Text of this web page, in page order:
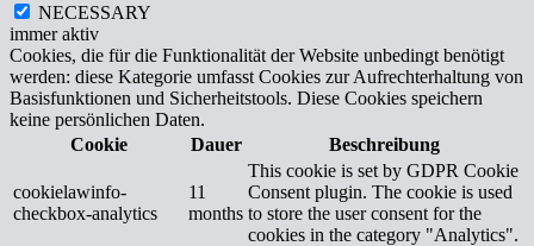
NECESSARY
immer aktiv
Cookies, die für die Funktionalität der Website unbedingt benötigt
werden: diese Kategorie umfasst Cookies zur Aufrechterhaltung von
Basisfunktionen und Sicherheitstools. Diese Cookies speichern
keine persönlichen Daten.
Cookie
Dauer Beschreibung
cookielawinfo-
checkbox-analytics
11
months
This cookie is set by GDPR Cookie
Consent plugin. The cookie is used
to store the user consent for the
cookies in the category "Analytics".